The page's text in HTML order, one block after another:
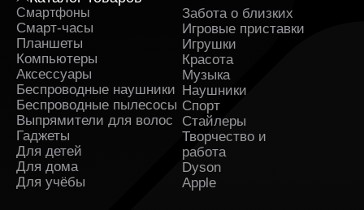
Смартфоны
Смарт-часы
Планшеты
Компьютеры
Аксессуары
Беспроводные наушники
Беспроводные пылесосы
Выпрямители для волос
Гаджеты
Для детей
Для дома
Для учёбы
Забота о близких
Игровые приставки
Игрушки
Красота
Музыка
Наушники
Спорт
Стайлеры
Творчество и
работа
Dyson
Apple